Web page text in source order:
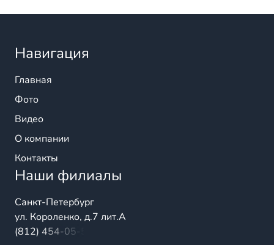
Навигация
Главная
Фото
Видео
О компании
Контакты
Наши филиалы
Санкт-Петербург
ул. Короленко, д.7 лит.А
(812) 454-05-54